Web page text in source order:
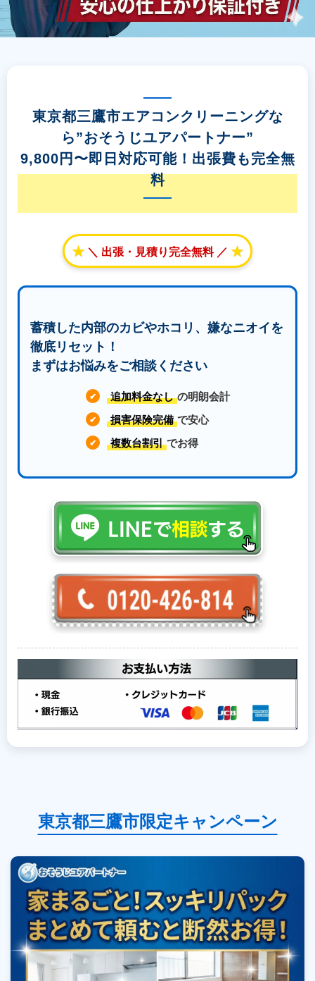
東京都三鷹市エアコンクリーニングな
ら”おそうじユアパートナー”
9,800円〜即日対応可能！出張費も完全無
料
★ ＼ 出張・見積り完全無料 ／ ★
蓄積した内部のカビやホコリ、嫌なニオイを
徹底リセット！
まずはお悩みをご相談ください
✔ 追加料金なし の明朗会計
✔ 損害保険完備 で安心
✔ 複数台割引 でお得
東京都三鷹市限定キャンペーン